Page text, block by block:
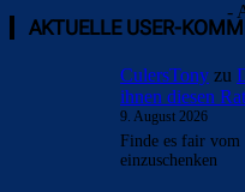
-
AKTUELLE USER-
CulersTony zu
ihnen diesen
9. August 2026
Finde es fair vom
einzuschenken